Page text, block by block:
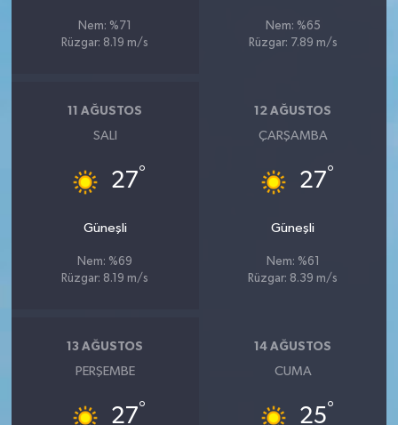
Nem: %71
Rüzgar: 8.19 m/s
Nem: %65
Rüzgar: 7.89 m/s
11 AĞUSTOS
SALI
27°
Güneşli
Nem: %69
Rüzgar: 8.19 m/s
12 AĞUSTOS
ÇARŞAMBA
27°
Güneşli
Nem: %61
Rüzgar: 8.39 m/s
13 AĞUSTOS
PERŞEMBE
27°
14 AĞUSTOS
CUMA
25°